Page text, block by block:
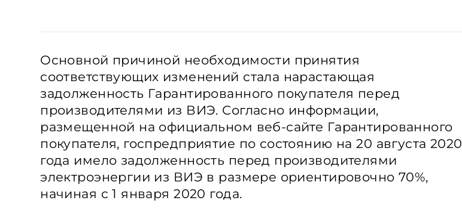
Основной причиной необходимости принятия
соответствующих изменений стала нарастающая
задолженность Гарантированного покупателя перед
производителями из ВИЭ. Согласно информации,
размещенной на официальном веб-сайте Гарантированного
покупателя, госпредприятие по состоянию на 20 августа 2020
года имело задолженность перед производителями
электроэнергии из ВИЭ в размере ориентировочно 70%,
начиная с 1 января 2020 года.